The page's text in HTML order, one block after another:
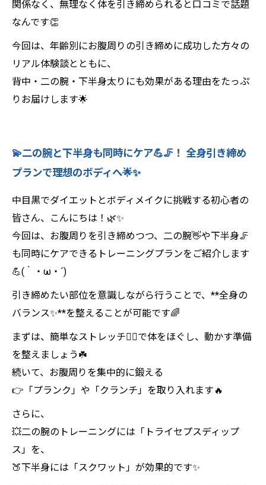
関係なく、無理なく体を引き締められると口コミで話題
なんです👏
今回は、年齢別にお腹周りの引き締めに成功した方々の
リアル体験談とともに、
背中・二の腕・下半身太りにも効果がある理由をたっぷ
りお届けします🌟
💫二の腕と下半身も同時にケア💪🦵！ 全身引き締め
プランで理想のボディへ🌟✨
中目黒でダイエットとボディメイクに挑戦する初心者の
皆さん、こんにちは！🌿✨
今回は、お腹周りを引き締めつつ、二の腕👋や下半身🦵
も同時にケアできるトレーニングプランをご紹介します
💪(｀・ω・´)
引き締めたい部位を意識しながら行うことで、**全身の
バランス✨**を整えることが可能です🌈
まずは、簡単なストレッチ🤸‍♀️で体をほぐし、動かす準備
を整えましょう☘️
続いて、お腹周りを集中的に鍛える
👉「プランク」や「クランチ」を取り入れます🔥
さらに、
💥二の腕のトレーニングには「トライセプスディップ
ス」を、
🍑下半身には「スクワット」が効果的です✨